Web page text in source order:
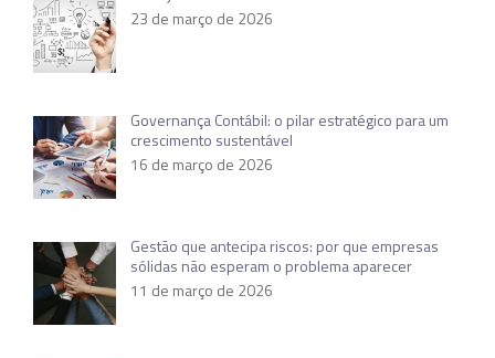
23 de março de 2026
Governança Contábil: o pilar estratégico para um
crescimento sustentável
16 de março de 2026
Gestão que antecipa riscos: por que empresas
sólidas não esperam o problema aparecer
11 de março de 2026